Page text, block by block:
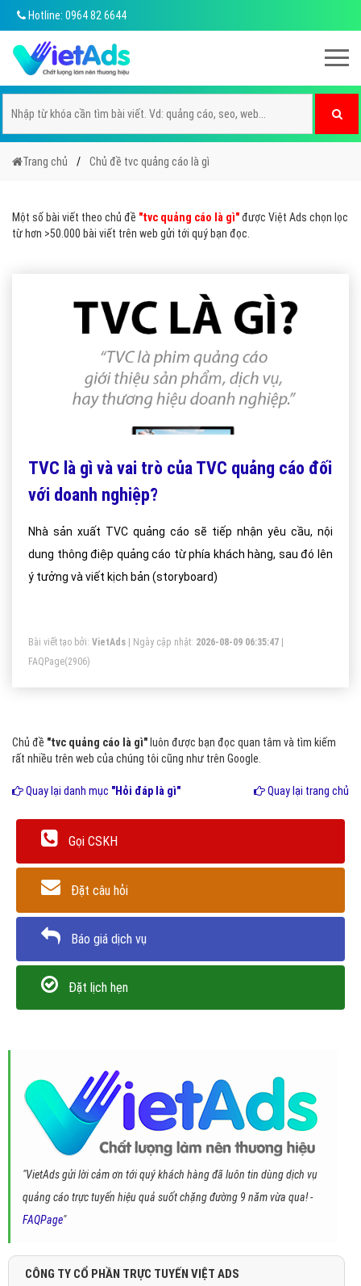
Hotline: 0964 82 6644
Trang chủ Chủ đề tvc quảng cáo là gì
Một số bài viết theo chủ đề "tvc quảng cáo là gì"được Việt Ads chọn lọc
từ hơn >50.000 bài viết trên web gửi tới quý bạn đọc.
TVC là gì và vai trò của TVC quảng cáo đối
với doanh nghiệp?
Nhà sản xuất TVC quảng cáo sẽ tiếp nhận yêu cầu, nội
dung thông điệp quảng cáo từ phía khách hàng, sau đó lên
ý tưởng và viết kịch bản (storyboard)
Bài viết tạo bởi: VietAds | Ngày cập nhật: 2026-08-09 06:35:47
FAQPage(2906)
Chủ đề "tvc quảng cáo là gì" luôn được bạn đọc quan tâm và tìm kiếm
rất nhiều trên web của chúng tôi cũng như trên Google.
Quay lại danh mục "Hỏi đáp là gì" Quay lại trang chủ
Gọi CSKH
Đặt câu hỏi
Báo giá dịch vụ
Đặt lịch hẹn
"VietAds gửi lời cảm ơn tới quý khách hàng đã luôn tin dùng dịch vụ
quảng cáo trực tuyến hiệu quả suốt chặng đường 9 năm vừa qua! -
FAQPage"
CÔNG TY CỔ PHẦN TRỰC TUYẾN VIỆT ADS